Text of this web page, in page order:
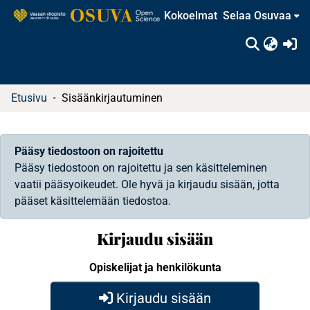
Kokoelmat Selaa Osuvaa
Etusivu Sisäänkirjautuminen
Pääsy tiedostoon on rajoitettu
Pääsy tiedostoon on rajoitettu ja sen käsitteleminen
vaatii pääsyoikeudet. Ole hyvä ja kirjaudu sisään, jotta
pääset käsittelemään tiedostoa.
Kirjaudu sisään
Opiskelijat ja henkilökunta
Kirjaudu sisään